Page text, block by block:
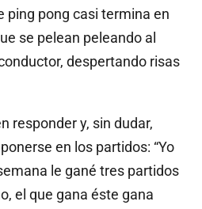
ping pong casi termina en
se pelean peleando al
despertando risas
responder y, sin dudar,
en los partidos: “Yo
le gané tres partidos
el que gana éste gana